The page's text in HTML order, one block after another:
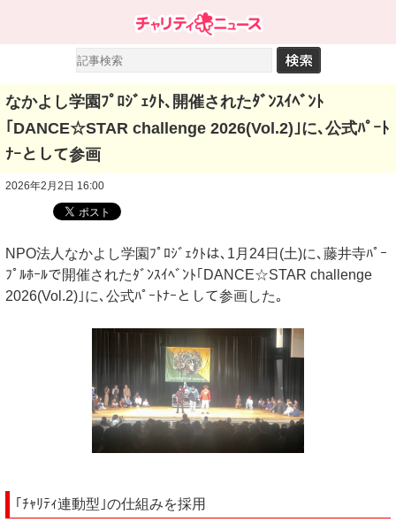
なかよし学園ﾌﾟﾛｼﾞｪｸﾄ､開催されたﾀﾞﾝｽｲﾍﾞﾝﾄ
｢DANCE☆STAR challenge 2026(Vol.2)｣に､公式ﾊﾟｰﾄ
ﾅｰとして参画
2026年2月2日 16:00
NPO法人なかよし学園ﾌﾟﾛｼﾞｪｸﾄは､1月24日(土)に､藤井寺ﾊﾟｰ
ﾌﾟﾙﾎｰﾙで開催されたﾀﾞﾝｽｲﾍﾞﾝﾄ｢DANCE☆STAR challenge
2026(Vol.2)｣に､公式ﾊﾟｰﾄﾅｰとして参画した｡
｢ﾁｬﾘﾃｨ連動型｣の仕組みを採用